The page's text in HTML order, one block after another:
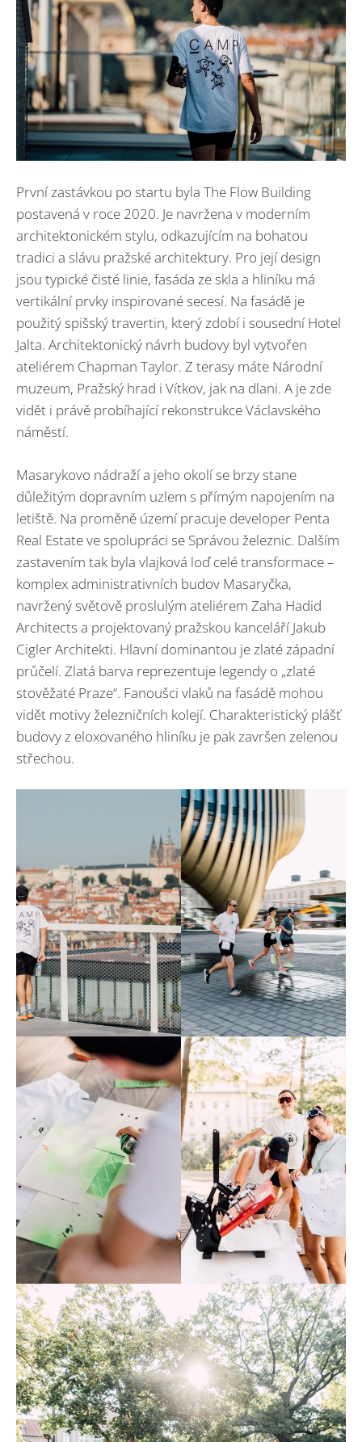
První zastávkou po startu byla The Flow Building
postavená v roce 2020. Je navržena v moderním
architektonickém stylu, odkazujícím na bohatou
tradici a slávu pražské architektury. Pro její design
jsou typické čisté linie, fasáda ze skla a hliníku má
vertikální prvky inspirované secesí. Na fasádě je
použitý spišský travertin, který zdobí i sousední Hotel
Jalta. Architektonický návrh budovy byl vytvořen
ateliérem Chapman Taylor. Z terasy máte Národní
muzeum, Pražský hrad i Vítkov, jak na dlani. A je zde
vidět i právě probíhající rekonstrukce Václavského
náměstí.
Masarykovo nádraží a jeho okolí se brzy stane
důležitým dopravním uzlem s přímým napojením na
letiště. Na proměně území pracuje developer Penta
Real Estate ve spolupráci se Správou železnic. Dalším
zastavením tak byla vlajková loď celé transformace –
komplex administrativních budov Masaryčka,
navržený světově proslulým ateliérem Zaha Hadid
Architects a projektovaný pražskou kanceláří Jakub
Cigler Architekti. Hlavní dominantou je zlaté západní
průčelí. Zlatá barva reprezentuje legendy o „zlaté
stověžaté Praze“. Fanoušci vlaků na fasádě mohou
vidět motivy železničních kolejí. Charakteristický plášť
budovy z eloxovaného hliníku je pak završen zelenou
střechou.